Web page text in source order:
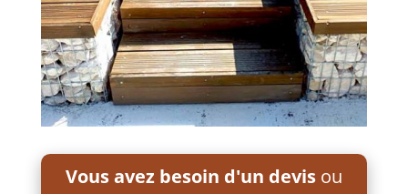
Vous avez besoin d'un devis ou